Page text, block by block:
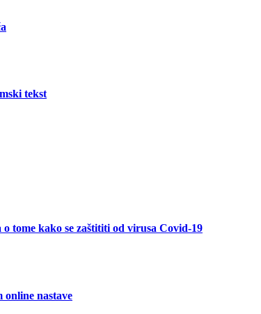
tekst
tome kako se zaštititi od virusa Covid-19
nastave